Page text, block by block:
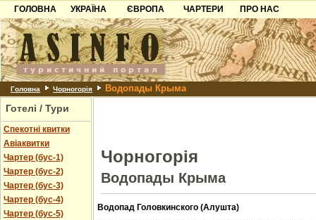
ГОЛОВНА
УКРАЇНА
Карпати
Азов
Причорноморря
Шацьк
ЄВРОПА
Чорногорія
Хорватія
Болгарія
Албанія
ЧАРТЕРИ
ПРО НАС
Контакти
Партнерам
Додати готель
Головна Чорногорія Водопады Крыма
Готелі / Тури
Спекотні квитки
Авіаквитки
Чартер (бус-1)
Чартер (бус-2)
Чартер (бус-3)
Чартер (бус-4)
Чартер (бус-5)
Чорногорія
Водопады Крыма
Водопад Головкинского (Алушта)